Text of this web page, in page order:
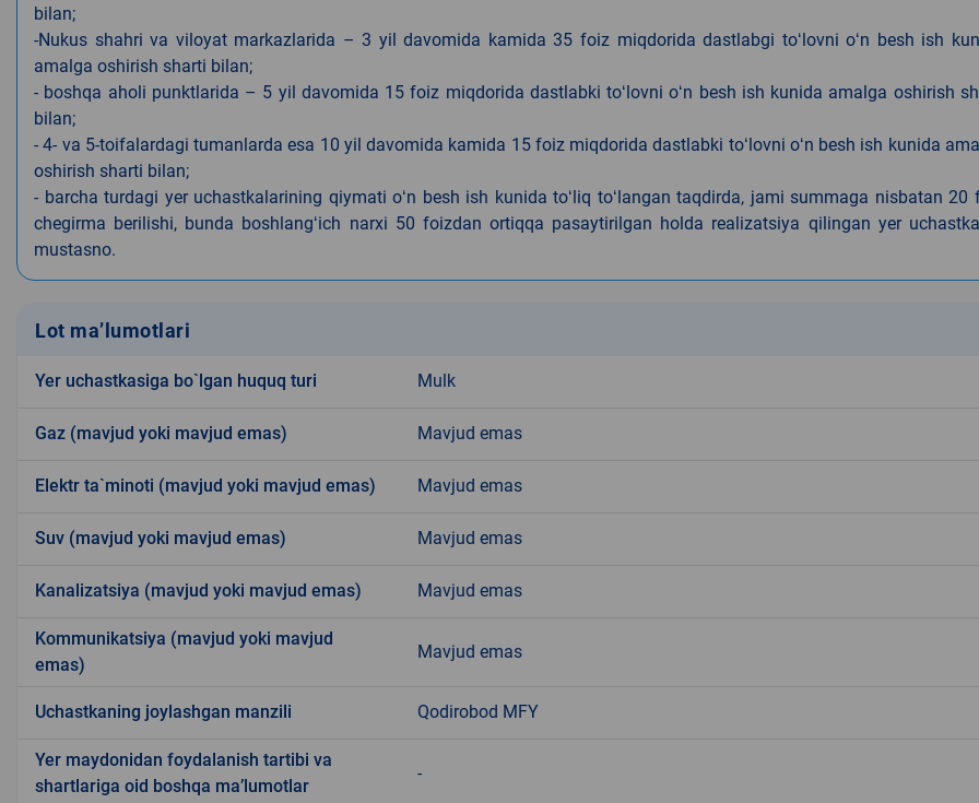
bilan;
-Nukus shahri va viloyat markazlarida – 3 yil davomida kamida 35 foiz miqdorida dastlabgi toʻlovni oʻn besh ish
amalga oshirish sharti bilan;
- boshqa aholi punktlarida – 5 yil davomida 15 foiz miqdorida dastlabki toʻlovni oʻn besh ish kunida amalga oshirish
bilan;
- 4- va 5-toifalardagi tumanlarda esa 10 yil davomida kamida 15 foiz miqdorida dastlabki toʻlovni oʻn besh ish kunida
oshirish sharti bilan;
- barcha turdagi yer uchastkalarining qiymati oʻn besh ish kunida toʻliq toʻlangan taqdirda, jami summaga nisbatan 20
chegirma berilishi, bunda boshlangʻich narxi 50 foizdan ortiqqa pasaytirilgan holda realizatsiya qilingan yer
mustasno.
Lot ma’lumotlari
Yer uchastkasiga bo`lgan huquq turi Mulk
Gaz (mavjud yoki mavjud emas) Mavjud emas
Elektr ta`minoti (mavjud yoki mavjud emas) Mavjud emas
Suv (mavjud yoki mavjud emas) Mavjud emas
Kanalizatsiya (mavjud yoki mavjud emas) Mavjud emas
Kommunikatsiya (mavjud yoki mavjud
emas)
Mavjud emas
Uchastkaning joylashgan manzili Qodirobod MFY
Yer maydonidan foydalanish tartibi va
shartlariga oid boshqa ma’lumotlar
-